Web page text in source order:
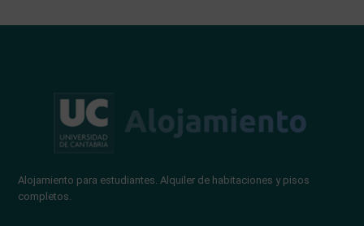
Alojamiento para estudiantes. Alquiler de habitaciones y pisos
completos.